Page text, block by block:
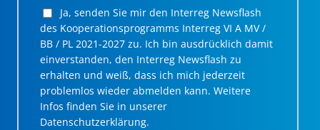
Ja, senden Sie mir den Interreg Newsflash
des Kooperationsprogramms Interreg VI A MV /
BB / PL 2021-2027 zu. Ich bin ausdrücklich damit
einverstanden, den Interreg Newsflash zu
erhalten und weiß, dass ich mich jederzeit
problemlos wieder abmelden kann. Weitere
Infos finden Sie in unserer
Datenschutzerklärung.